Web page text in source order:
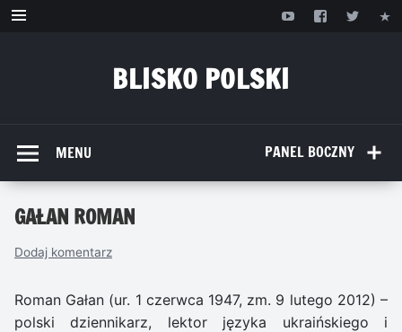
Przejdź
BLISKO POLSKI
PANEL BOCZNY
MENU
GAŁAN ROMAN
Dodaj komentarz
Roman Gałan (ur. 1 czerwca 1947, zm. 9 lutego 2012) –
polski dziennikarz, lektor języka ukraińskiego i